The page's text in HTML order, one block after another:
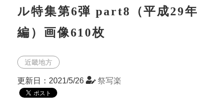
ル特集第6弾 part8（平成29年
編）画像610枚
近畿地方
更新日：2021/5/26 祭写楽